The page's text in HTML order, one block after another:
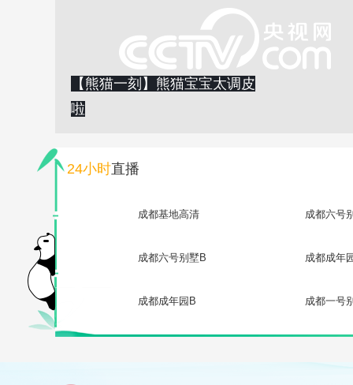
【熊猫一刻】熊猫宝宝太调皮
啦
24小时直播
成都基地高清 成都六号
成都六号别墅B 成都成年
成都成年园B 成都一号